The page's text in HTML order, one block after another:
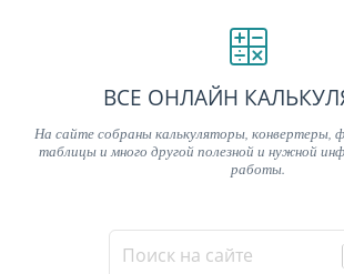
ВСЕ ОНЛАЙН
На сайте собраны калькуляторы, конвертеры,
таблицы и много другой полезной и нужной
работы.